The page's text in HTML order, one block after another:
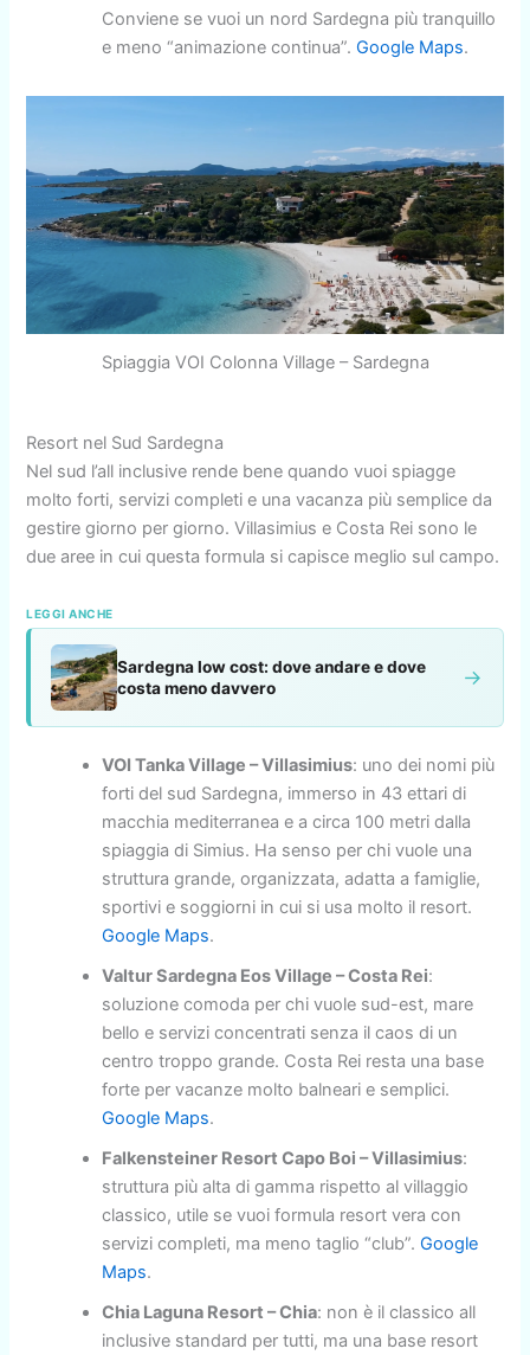
Conviene se vuoi un nord Sardegna più tranquillo
e meno “animazione continua”.Google Maps.
Spiaggia VOI Colonna Village – Sardegna
Resort nel Sud Sardegna
Nel sud l’all inclusive rende bene quando vuoi spiagge
molto forti, servizi completi e una vacanza più semplice da
gestire giorno per giorno. Villasimius e Costa Rei sono le
due aree in cui questa formula si capisce meglio sul campo.
LEGGI ANCHE
Sardegna low cost: dove andare e dove
costa meno davvero
→
VOI Tanka Village – Villasimius: uno dei nomi più
forti del sud Sardegna, immerso in 43 ettari di
macchia mediterranea e a circa 100 metri dalla
spiaggia di Simius. Ha senso per chi vuole una
struttura grande, organizzata, adatta a famiglie,
sportivi e soggiorni in cui si usa molto il resort.
Google Maps.
Valtur Sardegna Eos Village – Costa Rei:
soluzione comoda per chi vuole sud-est, mare
bello e servizi concentrati senza il caos di un
centro troppo grande. Costa Rei resta una base
forte per vacanze molto balneari e semplici.
Google Maps.
Falkensteiner Resort Capo Boi – Villasimius:
struttura più alta di gamma rispetto al villaggio
classico, utile se vuoi formula resort vera con
servizi completi, ma meno taglio “club”.Google
Maps.
Chia Laguna Resort – Chia: non è il classico all
inclusive standard per tutti, ma una base resort